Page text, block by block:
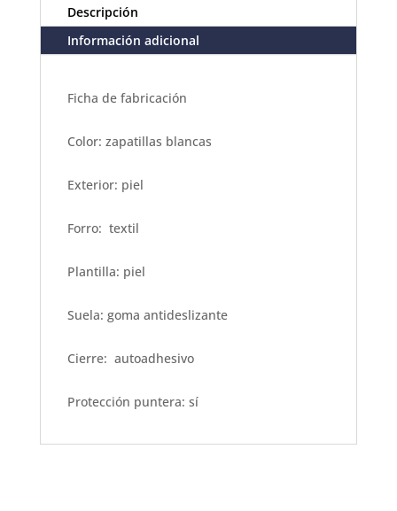
Descripción
Información adicional
Ficha de fabricación
Color: zapatillas blancas
Exterior: piel
Forro: textil
Plantilla: piel
Suela: goma antideslizante
Cierre: autoadhesivo
Protección puntera: sí